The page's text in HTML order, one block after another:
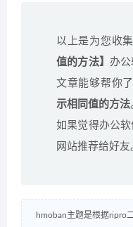
以上是为您收
值的方法】 办
文章能够帮你
示相同值的方法
如果觉得办公
网站推荐给好友
hmoban主题是根据ripro